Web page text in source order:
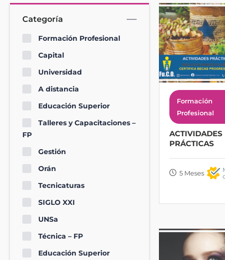
Categoría
Formación Profesional
Capital
Universidad
A distancia
Educación Superior
Talleres y Capacitaciones –
FP
Gestión
Orán
Tecnicaturas
SIGLO XXI
UNSa
Técnica – FP
Educación Superior
Formación
Profesional
ACTIVIDADES
PRÁCTICAS
5 Meses